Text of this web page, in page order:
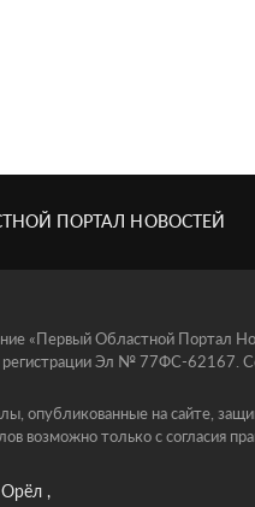
ПОРТАЛ НОВОСТЕЙ
«Первый Областной Портал
регистрации Эл № 77ФС-62167.
опубликованные на сайте,
возможно только с согласия
,